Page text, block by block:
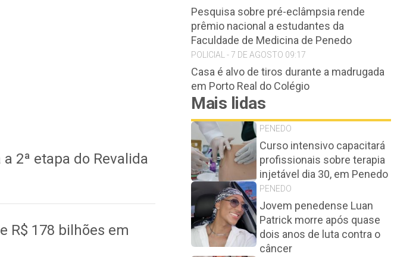
2ª etapa do Revalida
R$ 178 bilhões em
Pesquisa sobre pré-eclâmpsia rende
prêmio nacional a estudantes da
Faculdade de Medicina de Penedo
POLICIAL - 7 DE AGOSTO 09:17
Casa é alvo de tiros durante a madrugada
em Porto Real do Colégio
Mais lidas
PENEDO
Curso intensivo capacitará
profissionais sobre terapia
injetável dia 30, em Penedo
PENEDO
Jovem penedense Luan
Patrick morre após quase
dois anos de luta contra o
câncer